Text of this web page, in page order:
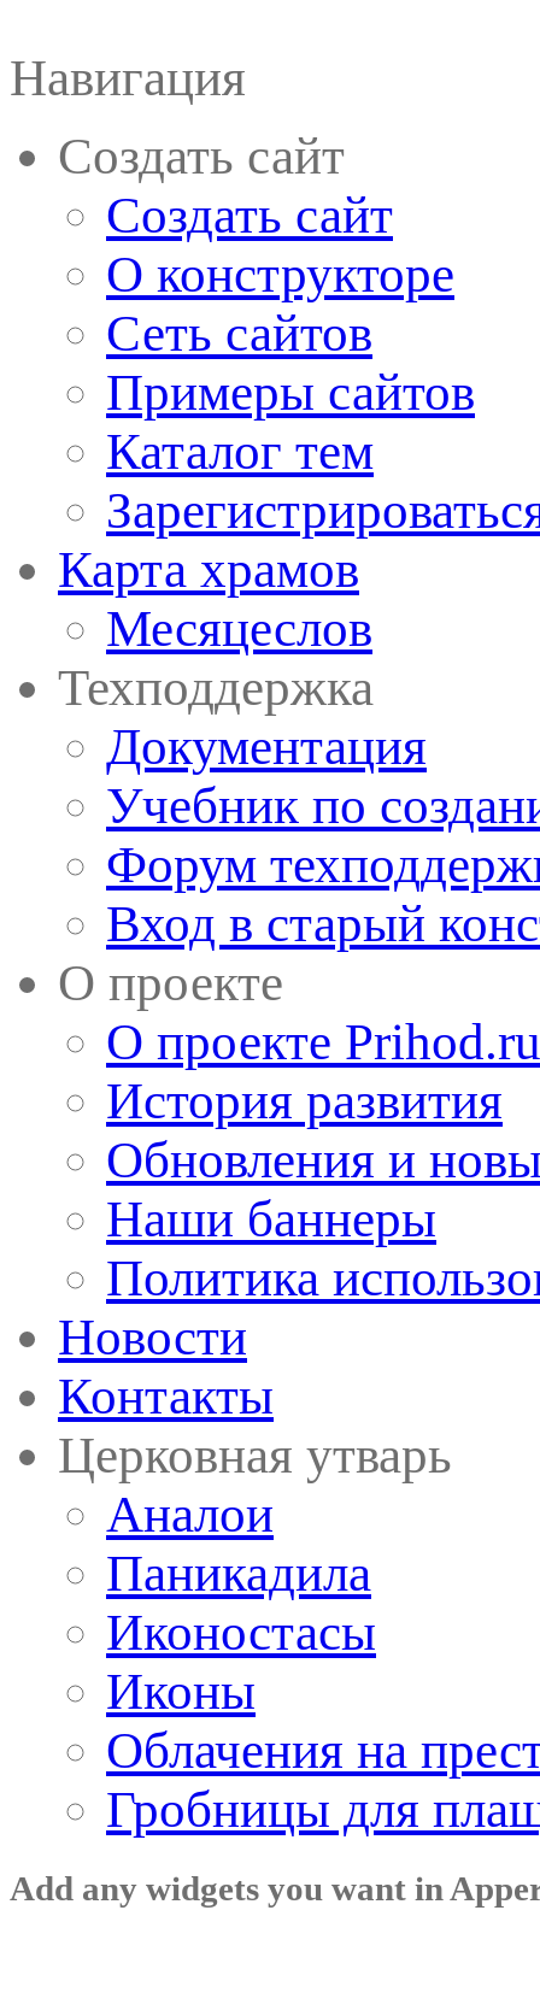
Навигация
Создать сайт
Создать сайт
О конструкторе
Сеть сайтов
Примеры сайтов
Каталог тем
Карта храмов
Месяцеслов
Техподдержка
Документация
Учебник по
Форум
Вход в старый
О проекте
О проекте Prihod.ru
История развития
Обновления и
Наши баннеры
Политика
Новости
Контакты
Церковная утварь
Аналои
Паникадила
Иконостасы
Иконы
Облачения на
Гробницы для
Add any widgets you want in